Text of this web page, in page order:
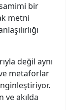
bir
metni
değil aynı
metaforlar
ve akılda